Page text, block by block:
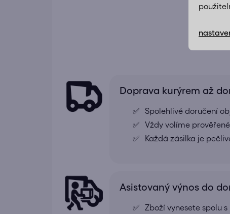
Doprava kurýrem až
Spolehlivé doručení
Vždy volíme
Každá zásilka je
Asistovaný výnos do
Zboží vynesete spolu